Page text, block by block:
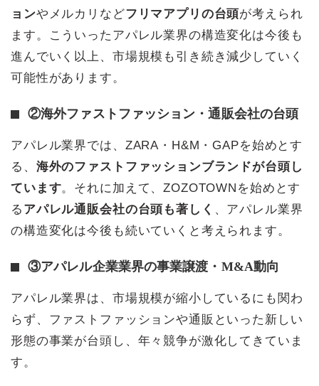
ョンやメルカリなどフリマアプリの台頭が考えられ
ます。こういったアパレル業界の構造変化は今後も
進んでいく以上、市場規模も引き続き減少していく
可能性があります。
②海外ファストファッション・通販会社の台頭
アパレル業界では、ZARA・H&M・GAPを始めとす
る、 海外のファストファッションブランドが台頭し
ています。それに加えて、ZOZOTOWNを始めとす
る アパレル通販会社の台頭も著しく 、アパレル業界
の構造変化は今後も続いていくと考えられます。
③アパレル企業業界の事業譲渡・M&A動向
アパレル業界は、市場規模が縮小しているにも関わ
らず、ファストファッションや通販といった新しい
形態の事業が台頭し、年々競争が激化してきていま
す。